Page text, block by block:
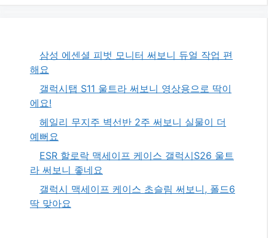
삼성 에센셜 피벗 모니터 써보니 듀얼 작업 편
해요
갤럭시탭 S11 울트라 써보니 영상용으로 딱이
에요!
헤일리 무지주 벽선반 2주 써보니 실물이 더
예뻐요
ESR 할로락 맥세이프 케이스 갤럭시S26 울트
라 써보니 좋네요
갤럭시 맥세이프 케이스 초슬림 써보니, 폴드6
딱 맞아요